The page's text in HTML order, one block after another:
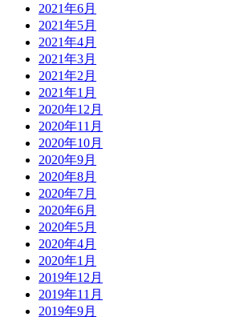
2021年6月
2021年5月
2021年4月
2021年3月
2021年2月
2021年1月
2020年12月
2020年11月
2020年10月
2020年9月
2020年8月
2020年7月
2020年6月
2020年5月
2020年4月
2020年1月
2019年12月
2019年11月
2019年9月